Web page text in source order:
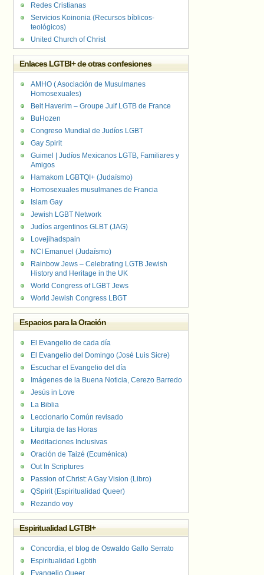
Redes Cristianas
Servicios Koinonia (Recursos bíblicos-
teológicos)
United Church of Christ
Enlaces LGTBI+ de otras confesiones
AMHO ( Asociación de Musulmanes
Homosexuales)
Beit Haverim – Groupe Juif LGTB de France
BuHozen
Congreso Mundial de Judíos LGBT
Gay Spirit
Guimel | Judíos Mexicanos LGTB, Familiares y
Amigos
Hamakom LGBTQI+ (Judaísmo)
Homosexuales musulmanes de Francia
Islam Gay
Jewish LGBT Network
Judíos argentinos GLBT (JAG)
Lovejihadspain
NCI Emanuel (Judaísmo)
Rainbow Jews – Celebrating LGTB Jewish
History and Heritage in the UK
World Congress of LGBT Jews
World Jewish Congress LBGT
Espacios para la Oración
El Evangelio de cada día
El Evangelio del Domingo (José Luis Sicre)
Escuchar el Evangelio del día
Imágenes de la Buena Noticia, Cerezo Barredo
Jesús in Love
La Biblia
Leccionario Común revisado
Liturgia de las Horas
Meditaciones Inclusivas
Oración de Taizé (Ecuménica)
Out In Scriptures
Passion of Christ: A Gay Vision (Libro)
QSpirit (Espiritualidad Queer)
Rezando voy
Espiritualidad LGTBI+
Concordia, el blog de Oswaldo Gallo Serrato
Espiritualidad Lgbtih
Evangelio Queer.